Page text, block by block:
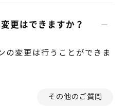
更はできますか？
の変更は行うことができま
その他のご質問